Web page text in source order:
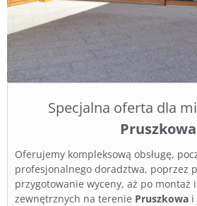
Specjalna oferta dla
Pruszkowa
Oferujemy kompleksową obsługę,
profesjonalnego doradztwa, poprzez
przygotowanie wyceny, aż po montaż
zewnętrznych na terenie Pruszkowa i